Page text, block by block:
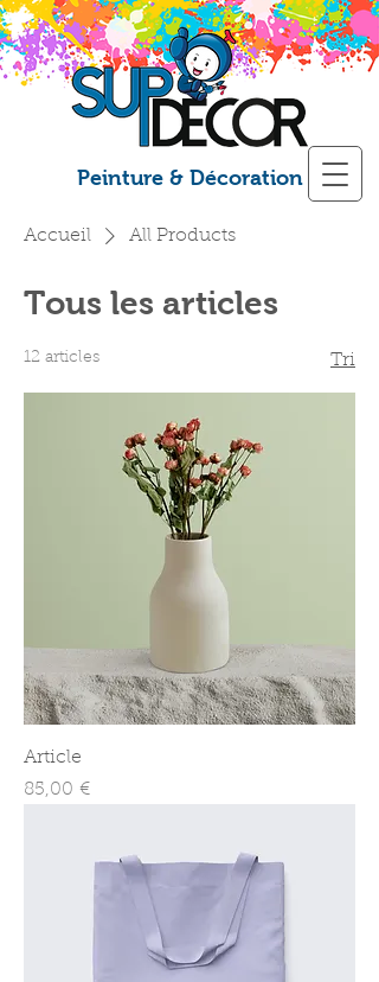
Peinture & Décoration
Accueil All Products
Tous les articles
12 articles Tri
Article
Prix
85,00 €